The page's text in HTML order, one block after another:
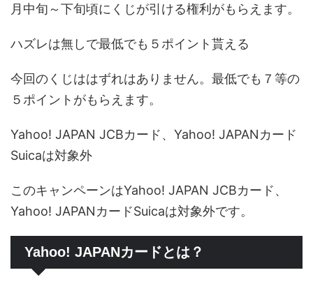
月中旬～下旬頃にくじが引ける権利がもらえます。
ハズレは無しで最低でも５ポイント貰える
今回のくじははずれはありません。最低でも７等の
５ポイントがもらえます。
Yahoo! JAPAN JCBカード、Yahoo! JAPANカード
Suicaは対象外
このキャンペーンはYahoo! JAPAN JCBカード、
Yahoo! JAPANカードSuicaは対象外です。
Yahoo! JAPANカードとは？